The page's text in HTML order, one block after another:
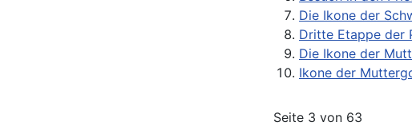
Die Ikone der
Dritte Etappe der
Die Ikone der
Ikone der
Seite 3 von 63